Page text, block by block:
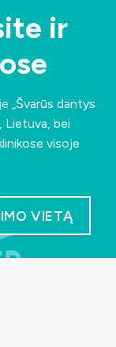
ir
„Švarūs dantys
Lietuva, bei
visoje
VIETĄ